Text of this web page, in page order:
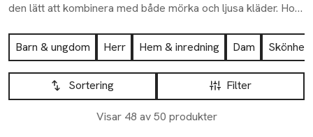
den lätt att kombinera med både mörka och ljusa kläder. Hos
en bekväm passform och bra kvalitet. Se vårt utbud idag.
Hoppa till produktsidan
Barn & ungdom Herr Hem & inredning Dam
Skönhet
Hoppa till produktsidan
Filter
Sortering
Visar 48 av 50 produkter
Lista över produkter